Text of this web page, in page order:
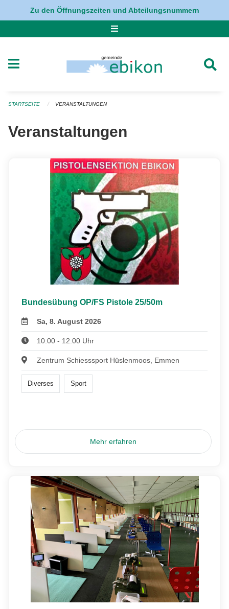
Navigation überspringen
Zu den Öffnungszeiten und Abteilungsnummern
STARTSEITE VERANSTALTUNGEN
Veranstaltungen
Bundesübung OP/FS Pistole 25/50m
Sa, 8. August 2026
10:00 - 12:00 Uhr
Zentrum Schiesssport Hüslenmoos, Emmen
Diverses Sport
Mehr erfahren